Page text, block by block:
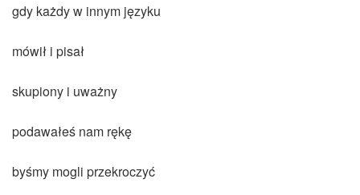
gdy każdy w innym języku
mówił i pisał
skupiony i uważny
podawałeś nam rękę
byśmy mogli przekroczyć